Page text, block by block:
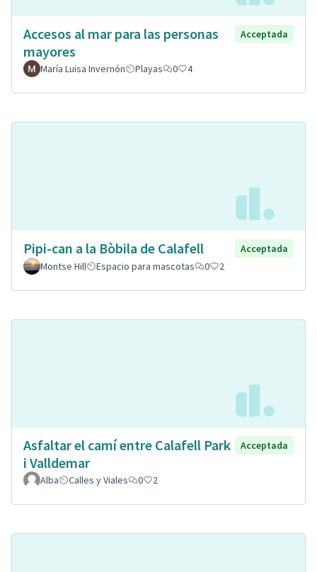
Accesos al mar para las personas
mayores
Acceptada
María Luisa Invernón Playas 0 4
Pipi-can a la Bòbila de Calafell
Acceptada
Montse Hill
Espacio para mascotas 0 2
Asfaltar el camí entre Calafell Park
i Valldemar
Acceptada
Alba Calles y Viales 0 2